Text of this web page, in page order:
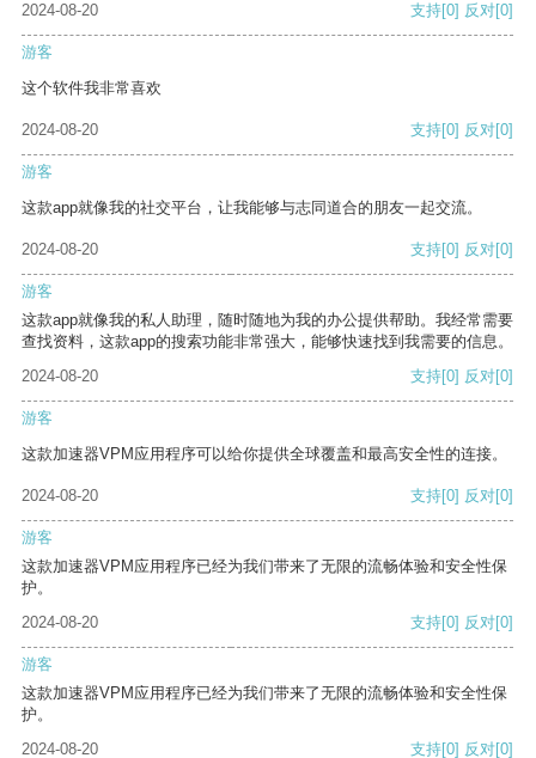
2024-08-20
支持[0] 反对[0]
游客
这个软件我非常喜欢
2024-08-20 支持[0] 反对[0]
游客
这款app就像我的社交平台，让我能够与志同道合的朋友一起交流。
2024-08-20 支持[0] 反对[0]
游客
这款app就像我的私人助理，随时随地为我的办公提供帮助。我经常需要
查找资料，这款app的搜索功能非常强大，能够快速找到我需要的信息。
2024-08-20
支持[0] 反对[0]
游客
这款加速器VPM应用程序可以给你提供全球覆盖和最高安全性的连接。
2024-08-20 支持[0] 反对[0]
游客
这款加速器VPM应用程序已经为我们带来了无限的流畅体验和安全性保
护。
2024-08-20
支持[0] 反对[0]
游客
这款加速器VPM应用程序已经为我们带来了无限的流畅体验和安全性保
护。
2024-08-20
支持[0] 反对[0]